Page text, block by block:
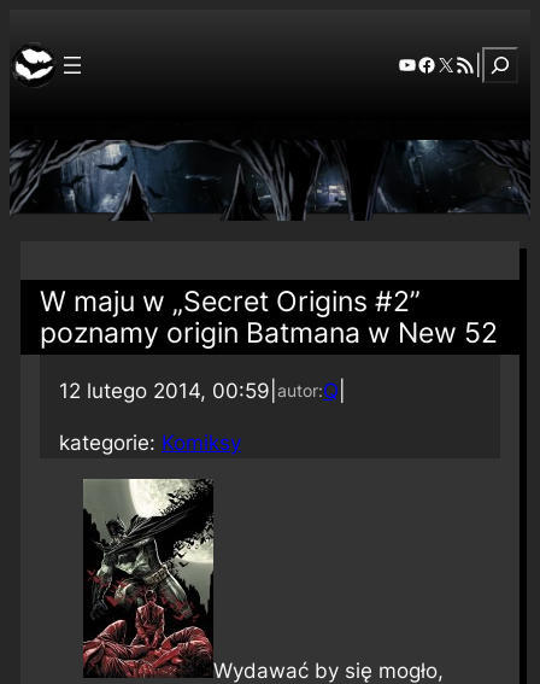
YouTube
Facebook
X RSS Feed
W maju w „Secret Origins #2”
poznamy origin Batmana w New 52
12 lutego 2014, 00:59 autor:Q
kategorie: Komiksy
Wydawać by się mogło,